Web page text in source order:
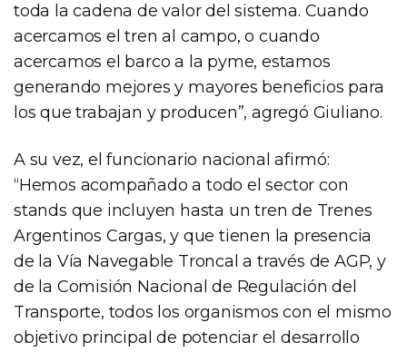
toda la cadena de valor del sistema. Cuando
acercamos el tren al campo, o cuando
acercamos el barco a la pyme, estamos
generando mejores y mayores beneficios para
los que trabajan y producen”, agregó Giuliano.
A su vez, el funcionario nacional afirmó:
“Hemos acompañado a todo el sector con
stands que incluyen hasta un tren de Trenes
Argentinos Cargas, y que tienen la presencia
de la Vía Navegable Troncal a través de AGP, y
de la Comisión Nacional de Regulación del
Transporte, todos los organismos con el mismo
objetivo principal de potenciar el desarrollo